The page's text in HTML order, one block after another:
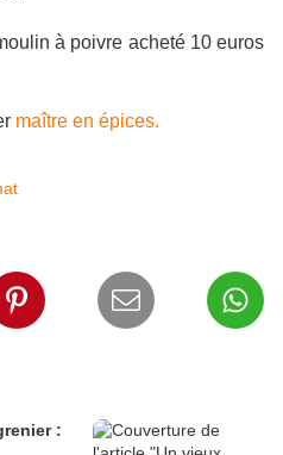
à poivre acheté 10 euros
maître en épices.
: